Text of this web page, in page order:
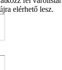
elérhető lesz.